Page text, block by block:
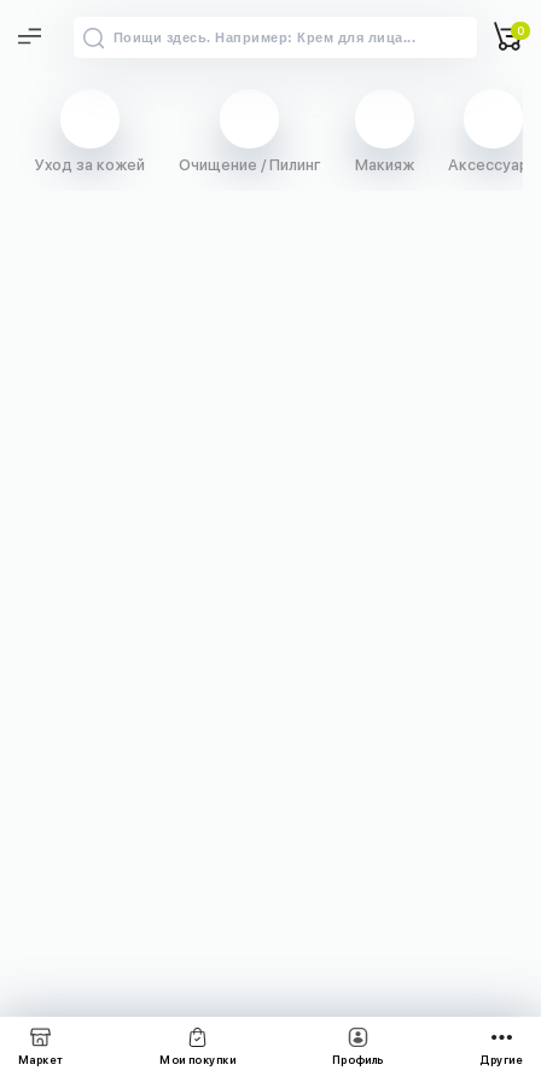
0
Уход за кожей Очищение / Пилинг Макияж Аксессуары
Маркет Мои покупки Профиль Другие